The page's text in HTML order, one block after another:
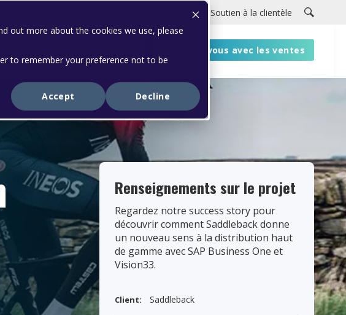
out more about the cookies we use, please
to remember your preference not to be
Accept
Decline
Portail clients Soutien à la clientèle
Connectez-vous avec les ventes
Renseignements sur le projet
Regardez notre success story pour
découvrir comment Saddleback donne
un nouveau sens à la distribution haut
de gamme avec SAP Business One et
Vision33.
Client: Saddleback